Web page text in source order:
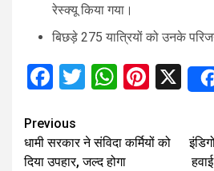
रेस्क्यू किया गया।
बिछड़े 275 यात्रियों को उनके
Facebook
Twitter X
Continue
Reading
Previous
धामी सरकार ने संविदा कर्मियों को
दिया उपहार, जल्द होगा